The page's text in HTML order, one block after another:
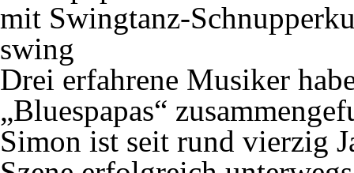
mit Swingtanz-
swing
Drei erfahrene Musiker
„Bluespapas“
Simon ist seit rund vierzig